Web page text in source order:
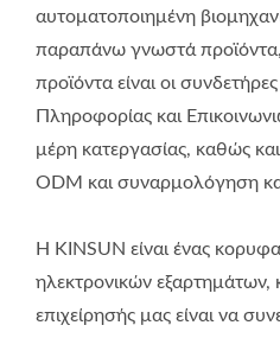
αυτοματοποιημένη
παραπάνω γνωστά
προϊόντα είναι οι
Πληροφορίας και
μέρη κατεργασίας, καθώς
ODM και συναρμολόγηση
Η KINSUN είναι ένας
ηλεκτρονικών εξαρτημάτων,
επιχείρησής μας είναι να